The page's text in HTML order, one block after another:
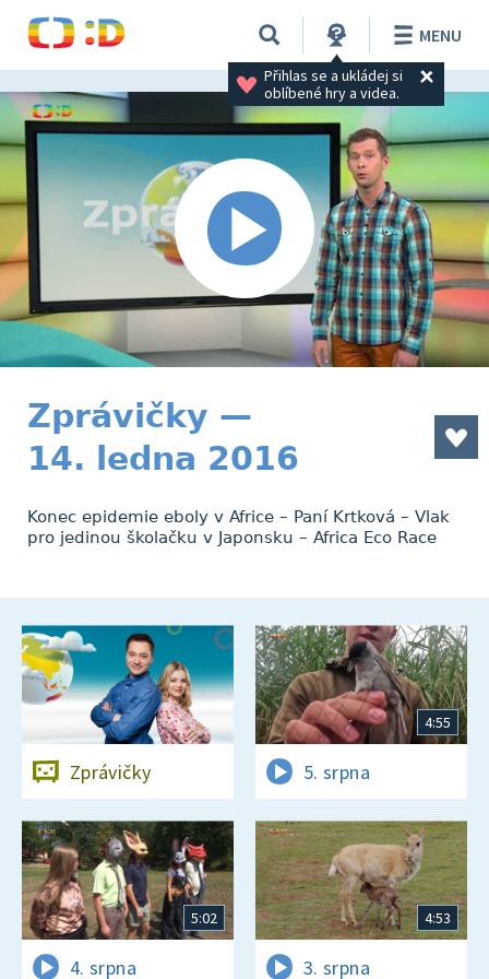
Přihlas se a ukládej si
oblíbené hry a videa.
MENU
Zprávičky —
14. ledna 2016
Konec epidemie eboly v Africe – Paní Krtková – Vlak
pro jedinou školačku v Japonsku – Africa Eco Race
Zprávičky
4:55
5. srpna
5:02
4. srpna
4:53
3. srpna